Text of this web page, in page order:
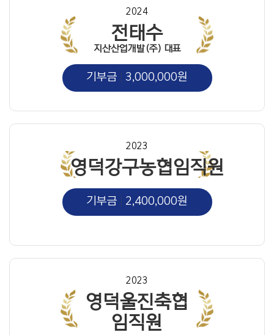
2024
전태수
지산산업개발(주) 대표
기부금 3,000,000원
2023
영덕강구농협임직원
기부금 2,400,000원
2023
영덕울진축협
임직원